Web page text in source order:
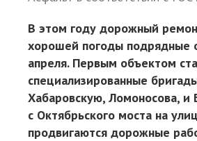
В этом году дорожный
хорошей погоды подрядные
апреля. Первым объектом
специализированные
Хабаровскую, Ломоносова, и
с Октябрьского моста на
продвигаются дорожные